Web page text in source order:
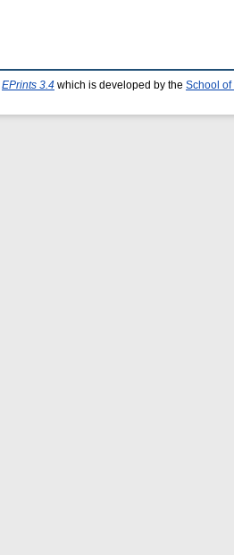
EPrints 3.4 which is developed by the School of